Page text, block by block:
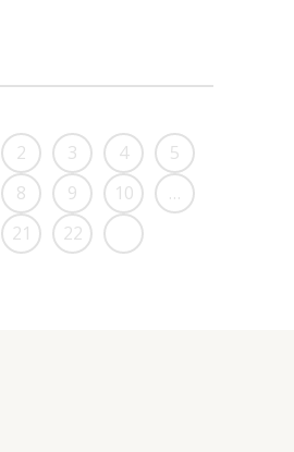
2 3 4
5
8 9 10
…
21 22